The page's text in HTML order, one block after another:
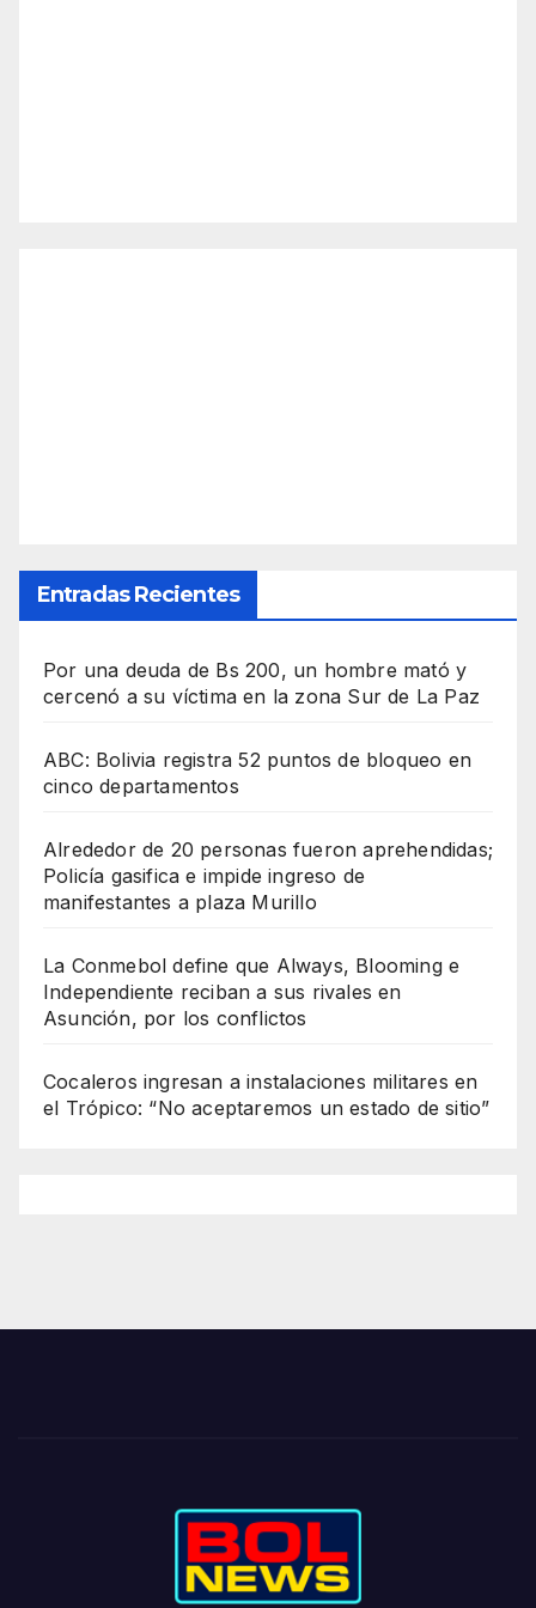
Entradas Recientes
Por una deuda de Bs 200, un hombre mató y
cercenó a su víctima en la zona Sur de La Paz
ABC: Bolivia registra 52 puntos de bloqueo en
cinco departamentos
Alrededor de 20 personas fueron aprehendidas;
Policía gasifica e impide ingreso de
manifestantes a plaza Murillo
La Conmebol define que Always, Blooming e
Independiente reciban a sus rivales en
Asunción, por los conflictos
Cocaleros ingresan a instalaciones militares en
el Trópico: “No aceptaremos un estado de sitio”